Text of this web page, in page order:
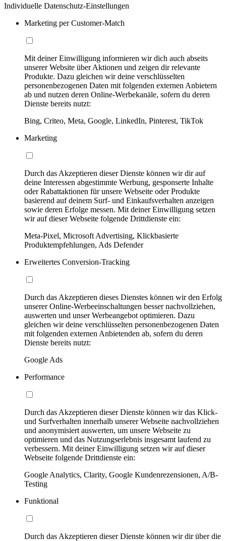
Individuelle Datenschutz-Einstellungen
Marketing per Customer-Match
Mit deiner Einwilligung informieren wir dich auch abseits
unserer Website über Aktionen und zeigen dir relevante
Produkte. Dazu gleichen wir deine verschlüsselten
personenbezogenen Daten mit folgenden externen Anbietern
ab und nutzen deren Online-Werbekanäle, sofern du deren
Dienste bereits nutzt:
Bing, Criteo, Meta, Google, LinkedIn, Pinterest, TikTok
Marketing
Durch das Akzeptieren dieser Dienste können wir dir auf
deine Interessen abgestimmte Werbung, gesponserte Inhalte
oder Rabattaktionen für unsere Webseite oder Produkte
basierend auf deinem Surf- und Einkaufsverhalten anzeigen
sowie deren Erfolge messen. Mit deiner Einwilligung setzen
wir auf dieser Webseite folgende Drittdienste ein:
Meta-Pixel, Microsoft Advertising, Klickbasierte
Produktempfehlungen, Ads Defender
Erweitertes Conversion-Tracking
Durch das Akzeptieren dieses Dienstes können wir den Erfolg
unserer Online-Werbeeinschaltungen besser nachvollziehen,
auswerten und unser Werbeangebot optimieren. Dazu
gleichen wir deine verschlüsselten personenbezogenen Daten
mit folgenden externen Anbietenden ab, sofern du deren
Dienste bereits nutzt:
Google Ads
Performance
Durch das Akzeptieren dieser Dienste können wir das Klick-
und Surfverhalten innerhalb unserer Webseite nachvollziehen
und anonymisiert auswerten, um unsere Webseite zu
optimieren und das Nutzungserlebnis insgesamt laufend zu
verbessern. Mit deiner Einwilligung setzen wir auf dieser
Webseite folgende Drittdienste ein:
Google Analytics, Clarity, Google Kundenrezensionen, A/B-
Testing
Funktional
Durch das Akzeptieren dieser Dienste können wir dir über die